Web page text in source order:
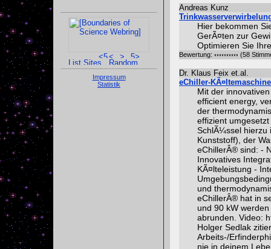
Impressum
Statistik
Andreas Kunz
Hier bekommen
GerÃ¤ten zur
Optimieren Sie
Bewertung: (58
Dr. Klaus Feix et.al.
eChiller-
Mit der
efficient energy,
der
effizient
SchlÃ¼ssel hierzu
Kunststoff), der
eChillerÂ® sind: -
Innovatives
KÃ¤lteleistung -
und
eChillerÂ® hat in
und 90 kW
abrunden. Video:
Holger Sedlak
Arbeits-/
nie in deinem